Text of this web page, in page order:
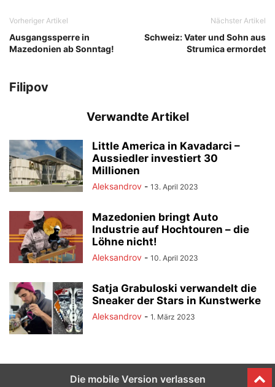
Vorheriger Artikel
Ausgangssperre in
Mazedonien ab Sonntag!
Nächster Artikel
Schweiz: Vater und Sohn aus
Strumica ermordet
Filipov
Verwandte Artikel
Little America in Kavadarci –
Aussiedler investiert 30
Millionen
Aleksandrov - 13. April 2023
Mazedonien bringt Auto
Industrie auf Hochtouren – die
Löhne nicht!
Aleksandrov - 10. April 2023
Satja Grabuloski verwandelt die
Sneaker der Stars in Kunstwerke
Aleksandrov - 1. März 2023
Die mobile Version verlassen